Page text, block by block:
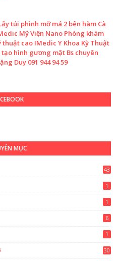
túi phình mỡ má 2 bên hàm Cà
Mỹ Viện Nano Phòng khám
thuật cao IMedic Y Khoa Kỹ Thuật
tạo hình gương mặt Bs chuyên
Duy 091 944 94 59
MỤC
43
1
1
6
1
30